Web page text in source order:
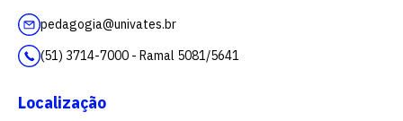
pedagogia@univates.br
(51) 3714-7000 - Ramal 5081/5641
Localização